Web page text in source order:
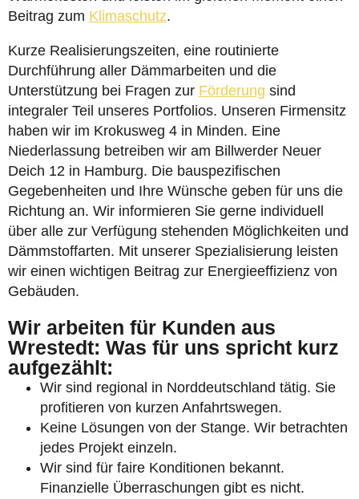
Beitrag zum Klimaschutz.
Kurze Realisierungszeiten, eine routinierte
Durchführung aller Dämmarbeiten und die
Unterstützung bei Fragen zur Förderung sind
integraler Teil unseres Portfolios. Unseren Firmensitz
haben wir im Krokusweg 4 in Minden. Eine
Niederlassung betreiben wir am Billwerder Neuer
Deich 12 in Hamburg. Die bauspezifischen
Gegebenheiten und Ihre Wünsche geben für uns die
Richtung an. Wir informieren Sie gerne individuell
über alle zur Verfügung stehenden Möglichkeiten und
Dämmstoffarten. Mit unserer Spezialisierung leisten
wir einen wichtigen Beitrag zur Energieeffizienz von
Gebäuden.
Wir arbeiten für Kunden aus
Wrestedt: Was für uns spricht kurz
aufgezählt:
Wir sind regional in Norddeutschland tätig. Sie
profitieren von kurzen Anfahrtswegen.
Keine Lösungen von der Stange. Wir betrachten
jedes Projekt einzeln.
Wir sind für faire Konditionen bekannt.
Finanzielle Überraschungen gibt es nicht.